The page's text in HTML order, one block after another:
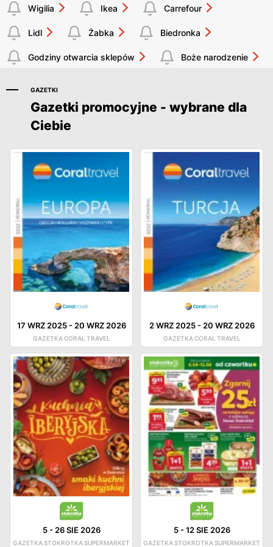
Wigilia Ikea Carrefour
Lidl Żabka Biedronka
Godziny otwarcia sklepów Boże narodzenie
GAZETKI
Gazetki promocyjne - wybrane dla
Ciebie
17 WRZ 2025- 20 WRZ 2026
GAZETKA CORAL TRAVEL
2 WRZ 2025- 20 WRZ 2026
GAZETKA CORAL TRAVEL
5-26 SIE 2026
GAZETKA STOKROTKA SUPERMARKET
5-12 SIE 2026
GAZETKA STOKROTKA SUPERMARKET